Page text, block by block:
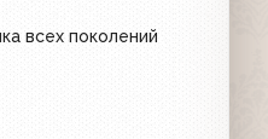
всех поколений